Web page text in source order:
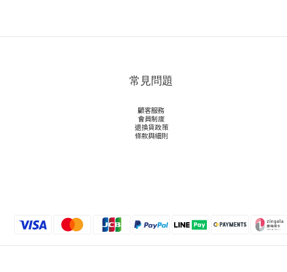
常見問題
顧客服務
會員制度
退換貨政策
條款與細則